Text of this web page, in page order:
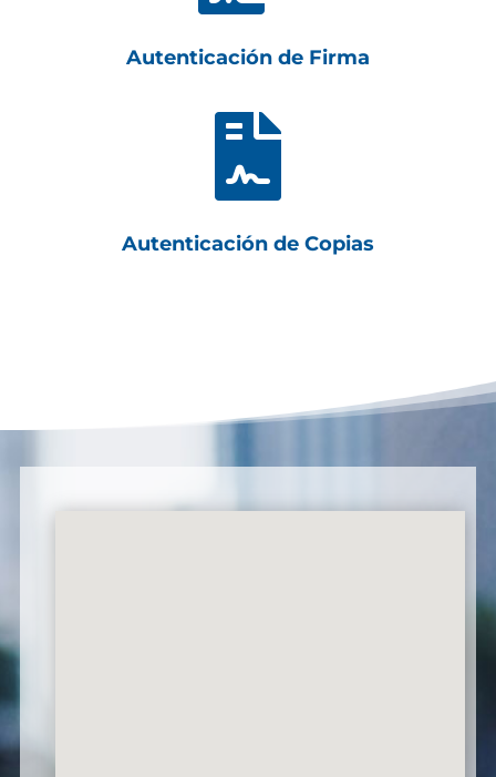
Autenticación de Firma

Autenticación de Copias